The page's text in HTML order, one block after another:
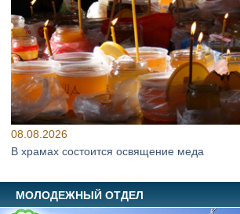
08.08.2026
В храмах состоится освящение меда
МОЛОДЕЖНЫЙ ОТДЕЛ